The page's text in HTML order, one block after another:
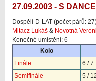
27.09.2003 - S
Dospělí-D-LAT (počet párů:
Mitacz Lukáš & Novotná
Konečné umístění: 6
Kolo
Finále
6 / 7
Semifinále
5 /